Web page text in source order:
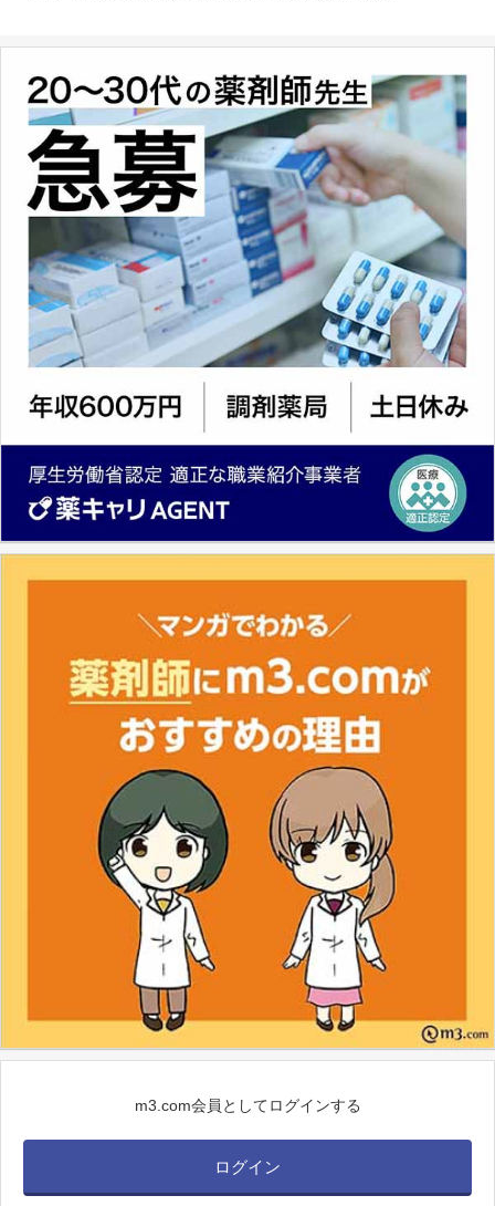
m3.com会員としてログインする
ログイン